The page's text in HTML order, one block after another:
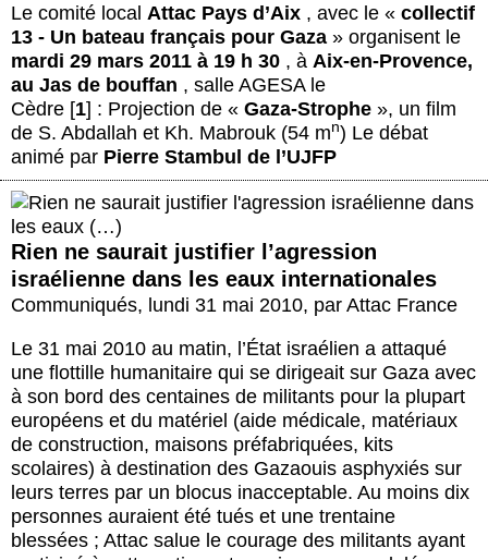
Le comité local Attac Pays d’Aix , avec le « collectif
13 - Un bateau français pour Gaza » organisent le
mardi 29 mars 2011 à 19 h 30 , à Aix-en-Provence,
au Jas de bouffan , salle AGESA le
Cèdre [1] : Projection de « Gaza-Strophe », un film
de S. Abdallah et Kh. Mabrouk (54 mn) Le débat
animé par Pierre Stambul de l’UJFP
Rien ne saurait justifier l’agression
israélienne dans les eaux internationales
Communiqués, lundi 31 mai 2010, par Attac France
Le 31 mai 2010 au matin, l’État israélien a attaqué
une flottille humanitaire qui se dirigeait sur Gaza avec
à son bord des centaines de militants pour la plupart
européens et du matériel (aide médicale, matériaux
de construction, maisons préfabriquées, kits
scolaires) à destination des Gazaouis asphyxiés sur
leurs terres par un blocus inacceptable. Au moins dix
personnes auraient été tués et une trentaine
blessées ; Attac salue le courage des militants ayant